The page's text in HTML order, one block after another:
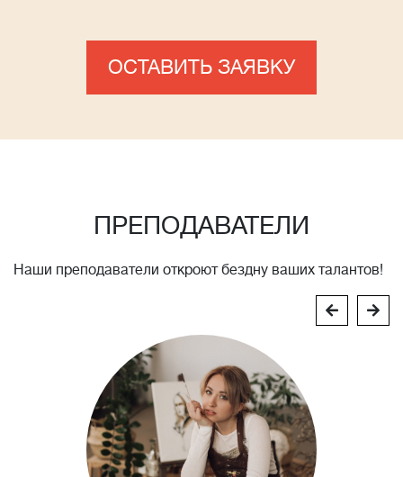
ОСТАВИТЬ ЗАЯВКУ
ПРЕПОДАВАТЕЛИ
Наши преподаватели откроют бездну ваших талантов!